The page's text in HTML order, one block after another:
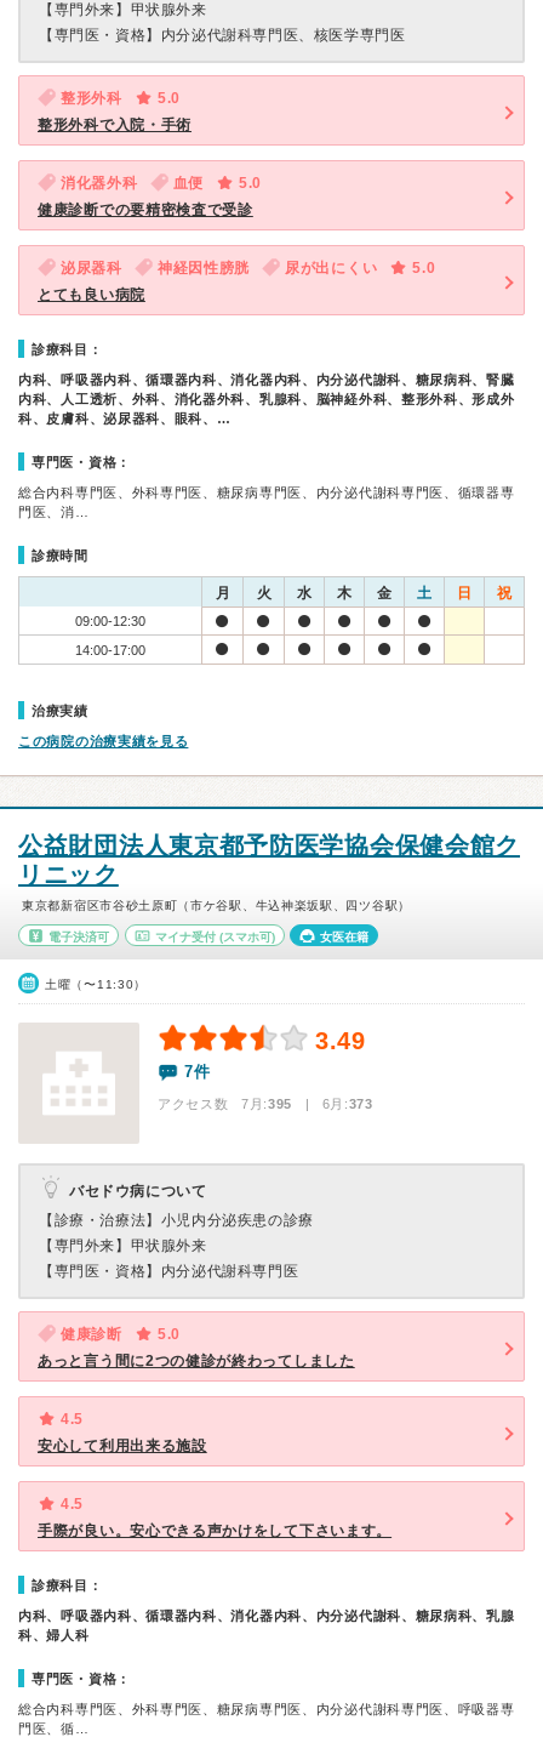
【専門外来】 甲状腺外来
【専門医・資格】 内分泌代謝科専門医、核医学専門医
整形外科
5.0
整形外科で入院・手術
消化器外科 血便
5.0
健康診断での要精密検査で受診
泌尿器科 神経因性膀胱 尿が出にくい
5.0
とても良い病院
診療科目：
内科、呼吸器内科、循環器内科、消化器内科、内分泌代謝科、糖尿病科、腎臓
内科、人工透析、外科、消化器外科、乳腺科、脳神経外科、整形外科、形成外
科、皮膚科、泌尿器科、眼科、…
専門医・資格：
総合内科専門医、外科専門医、糖尿病専門医、内分泌代謝科専門医、循環器専
門医、消…
診療時間
月 火 水 木 金 土 日 祝
09:00-12:30
14:00-17:00
治療実績
この病院の治療実績を見る
公益財団法人東京都予防医学協会保健会館ク
リニック
東京都新宿区市谷砂土原町（市ケ谷駅、牛込神楽坂駅、四ツ谷駅）
電子決済可 マイナ受付(スマホ可) 女医在籍
土曜（〜11:30）
3.49
7件
アクセス数 7月:395 | 6月:373
バセドウ病について
【診療・治療法】 小児内分泌疾患の診療
【専門外来】 甲状腺外来
【専門医・資格】 内分泌代謝科専門医
健康診断
5.0
あっと言う間に2つの健診が終わってしました
4.5
安心して利用出来る施設
4.5
手際が良い。安心できる声かけをして下さいます。
診療科目：
内科、呼吸器内科、循環器内科、消化器内科、内分泌代謝科、糖尿病科、乳腺
科、婦人科
専門医・資格：
総合内科専門医、外科専門医、糖尿病専門医、内分泌代謝科専門医、呼吸器専
門医、循…